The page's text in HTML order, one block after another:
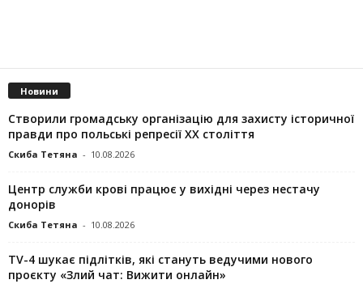
Новини
Створили громадську організацію для захисту історичної
правди про польські репресії ХХ століття
Скиба Тетяна - 10.08.2026
Центр служби крові працює у вихідні через нестачу
донорів
Скиба Тетяна - 10.08.2026
TV-4 шукає підлітків, які стануть ведучими нового
проєкту «Злий чат: Вижити онлайн»